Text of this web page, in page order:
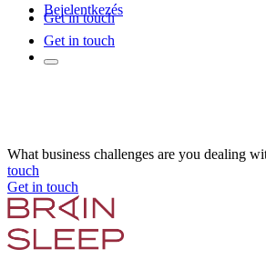
Bejelentkezés
Get in touch
Get in touch
What business challenges are you dealing
touch
Get in touch